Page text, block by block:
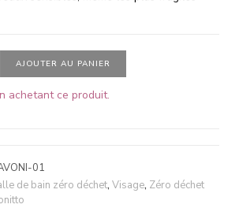
AJOUTER AU PANIER
achetant ce produit.
01
de bain zéro déchet, Visage, Zéro déchet